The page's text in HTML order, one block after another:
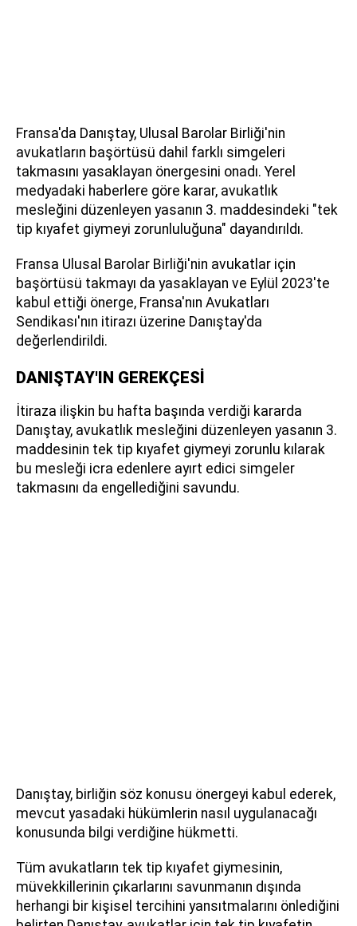
Fransa'da Danıştay, Ulusal Barolar Birliği'nin
avukatların başörtüsü dahil farklı simgeleri
takmasını yasaklayan önergesini onadı. Yerel
medyadaki haberlere göre karar, avukatlık
mesleğini düzenleyen yasanın 3. maddesindeki "tek
tip kıyafet giymeyi zorunluluğuna" dayandırıldı.
Fransa Ulusal Barolar Birliği'nin avukatlar için
başörtüsü takmayı da yasaklayan ve Eylül 2023'te
kabul ettiği önerge, Fransa'nın Avukatları
Sendikası'nın itirazı üzerine Danıştay'da
değerlendirildi.
DANIŞTAY'IN GEREKÇESİ
İtiraza ilişkin bu hafta başında verdiği kararda
Danıştay, avukatlık mesleğini düzenleyen yasanın 3.
maddesinin tek tip kıyafet giymeyi zorunlu kılarak
bu mesleği icra edenlere ayırt edici simgeler
takmasını da engellediğini savundu.
Danıştay, birliğin söz konusu önergeyi kabul ederek,
mevcut yasadaki hükümlerin nasıl uygulanacağı
konusunda bilgi verdiğine hükmetti.
Tüm avukatların tek tip kıyafet giymesinin,
müvekkillerinin çıkarlarını savunmanın dışında
herhangi bir kişisel tercihini yansıtmalarını önlediğini